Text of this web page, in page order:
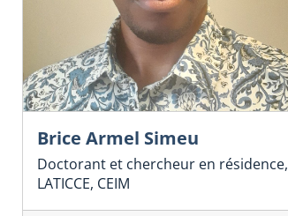
Brice Armel Simeu
Doctorant et chercheur en résidence,
LATICCE, CEIM